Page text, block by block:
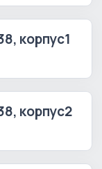
корпус1
корпус2